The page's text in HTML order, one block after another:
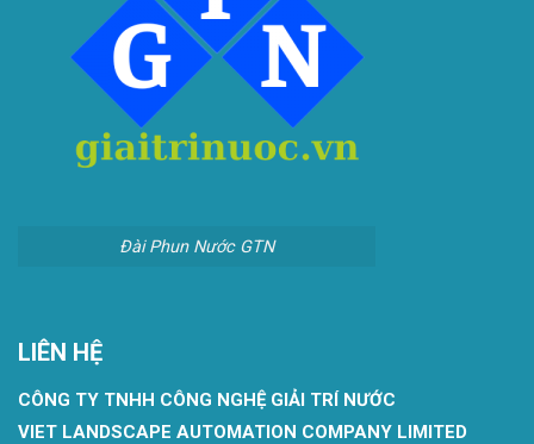
Đài Phun Nước GTN
LIÊN HỆ
CÔNG TY TNHH CÔNG NGHỆ GIẢI TRÍ NƯỚC
VIET LANDSCAPE AUTOMATION COMPANY LIMITED